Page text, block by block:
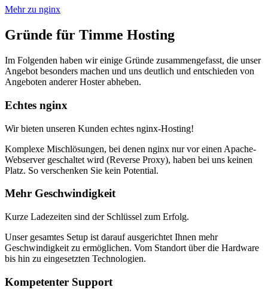
Mehr zu nginx
Gründe für Timme Hosting
Im Folgenden haben wir einige Gründe zusammengefasst, die unser
Angebot besonders machen und uns deutlich und entschieden von
Angeboten anderer Hoster abheben.
Echtes nginx
Wir bieten unseren Kunden echtes nginx-Hosting!
Komplexe Mischlösungen, bei denen nginx nur vor einen Apache-
Webserver geschaltet wird (Reverse Proxy), haben bei uns keinen
Platz. So verschenken Sie kein Potential.
Mehr Geschwindigkeit
Kurze Ladezeiten sind der Schlüssel zum Erfolg.
Unser gesamtes Setup ist darauf ausgerichtet Ihnen mehr
Geschwindigkeit zu ermöglichen. Vom Standort über die Hardware
bis hin zu eingesetzten Technologien.
Kompetenter Support